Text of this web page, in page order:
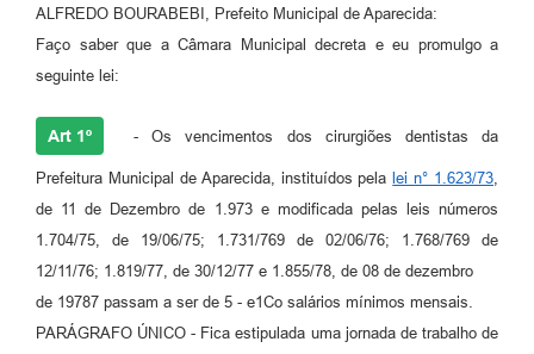
Arquivos para Download
Galeria de Vídeos
Projetos
Participe mais
Editais
Telefones Úteis
ALFREDO BOURABEBI, Prefeito Municipal de Aparecida:
Faço saber que a Câmara Municipal decreta e eu promulgo a
seguinte lei:
Art 1º - Os vencimentos dos cirurgiões dentistas da
Prefeitura Municipal de Aparecida, instituídos pela lei n° 1.623/73,
de 11 de Dezembro de 1.973 e modificada pelas leis números
1.704/75, de 19/06/75; 1.731/769 de 02/06/76; 1.768/769 de
12/11/76; 1.819/77, de 30/12/77 e 1.855/78, de 08 de dezembro
de 19787 passam a ser de 5 - e1Co salários mínimos mensais.
PARÁGRAFO ÚNICO - Fica estipulada uma jornada de trabalho de